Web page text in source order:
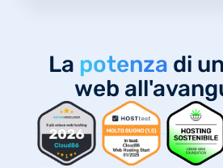
La potenza di
web